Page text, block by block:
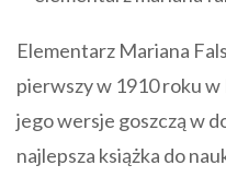
Elementarz Mariana
pierwszy w 1910 roku
jego wersje goszczą w
najlepsza książka do